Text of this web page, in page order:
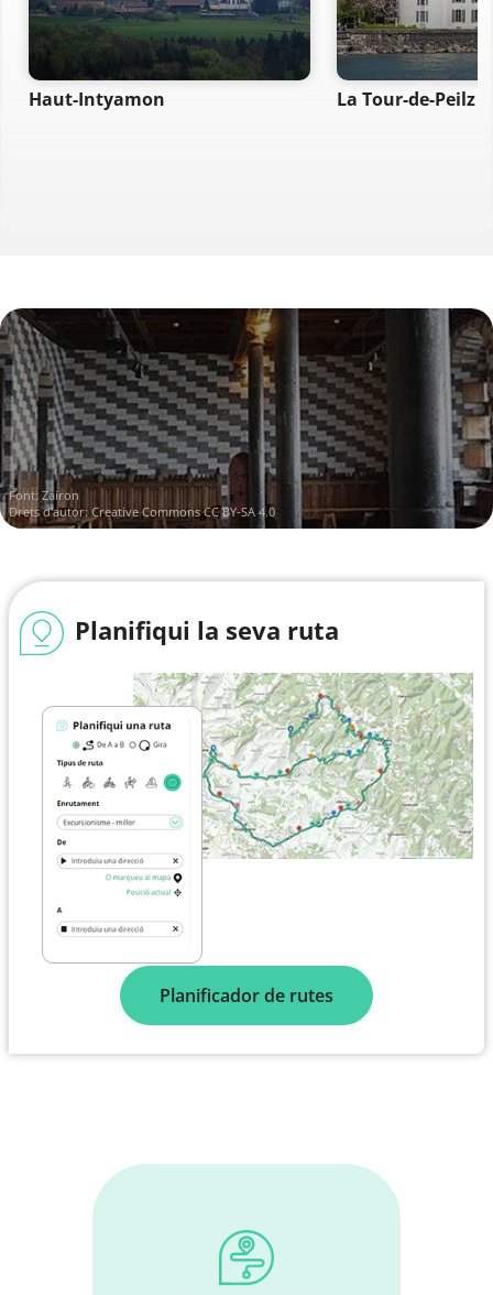
Haut-Intyamon La Tour-de-Peilz
Font:Zairon
Drets d'autor: Creative Commons CC BY-SA 4.0
Planifiqui la seva ruta
Planificador de rutes